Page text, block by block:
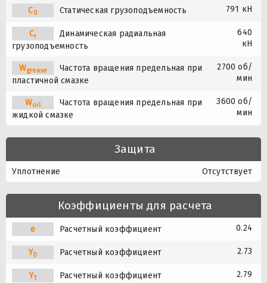
C0 Статическая грузоподъемность 791 кН
Cr
Динамическая радиальная
грузоподъемность
640
кН
Wgrease
Частота вращения предельная при
пластичной смазке
2700 об/
мин
Woil
Частота вращения предельная при
жидкой смазке
3600 об/
мин
Защита
Уплотнение Отсутствует
Коэффициенты для расчета
e Расчетный коэффициент 0.24
Y0 Расчетный коэффициент 2.73
Y1 Расчетный коэффициент 2.79